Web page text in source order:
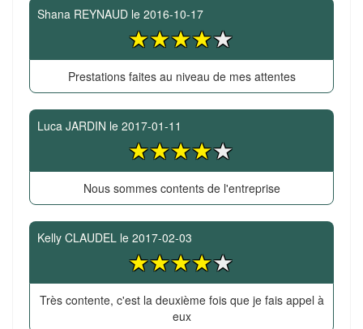
Shana REYNAUD le 2016-10-17
Prestations faites au niveau de mes attentes
Luca JARDIN le 2017-01-11
Nous sommes contents de l'entreprise
Kelly CLAUDEL le 2017-02-03
Très contente, c'est la deuxième fois que je fais appel à
eux